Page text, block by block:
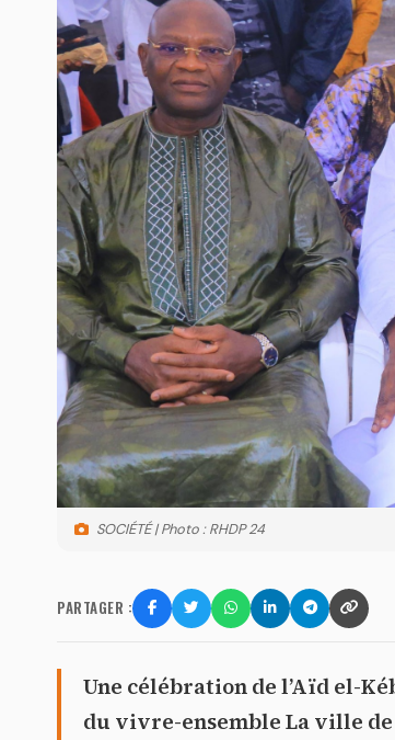
SOCIÉTÉ | Photo : RHDP 24
PARTAGER :
Une célébration de l’Aïd el-
du vivre-ensemble La ville de